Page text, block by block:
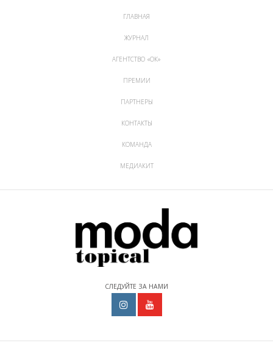
ГЛАВНАЯ
ЖУРНАЛ
АГЕНТСТВО «ОК»
ПРЕМИИ
ПАРТНЕРЫ
КОНТАКТЫ
КОМАНДА
МЕДИАКИТ
СЛЕДУЙТЕ ЗА НАМИ